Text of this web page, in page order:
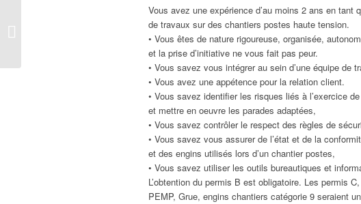
Vous avez une expérience d’au moins 2 ans en tant
de travaux sur des chantiers postes haute tension.
• Vous êtes de nature rigoureuse, organisée,
et la prise d’initiative ne vous fait pas peur.
• Vous savez vous intégrer au sein d’une équipe de
• Vous avez une appétence pour la relation client.
• Vous savez identifier les risques liés à l’exercice
et mettre en oeuvre les parades adaptées,
• Vous savez contrôler le respect des règles de
• Vous savez vous assurer de l’état et de la
et des engins utilisés lors d’un chantier postes,
• Vous savez utiliser les outils bureautiques et
L’obtention du permis B est obligatoire. Les permis
PEMP, Grue, engins chantiers catégorie 9 seraient